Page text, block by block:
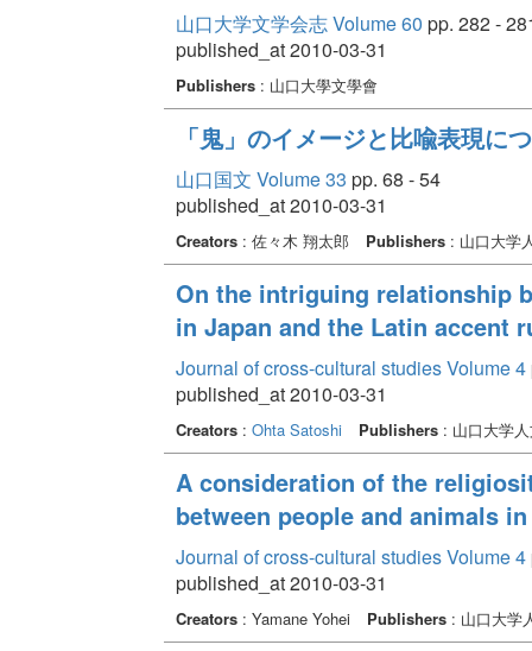
山口大学文学会志 Volume 60 pp. 282 -
published_at 2010-03-31
Publishers: 山口大學文學會
「鬼」のイメージと比喩表現に
山口国文 Volume 33 pp. 68 - 54
published_at 2010-03-31
Creators: 佐々木 翔太郎 Publishers: 山口大学
On the intriguing relationship
in Japan and the Latin accent
Journal of cross-cultural studies Volume 4
published_at 2010-03-31
Creators: Ohta Satoshi Publishers: 山口大学人
A consideration of the
between people and animals
Journal of cross-cultural studies Volume 4
published_at 2010-03-31
Creators: Yamane Yohei Publishers: 山口大学